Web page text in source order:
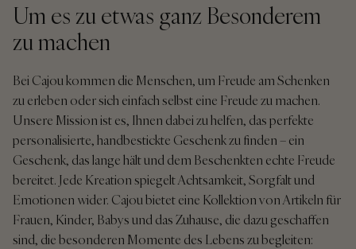
Um es zu etwas ganz Besonderem
zu machen
Bei Cajou kommen die Menschen, um Freude am Schenken
zu erleben oder sich einfach selbst eine Freude zu machen.
Unsere Mission ist es, Ihnen dabei zu helfen, das perfekte
personalisierte, handbestickte Geschenk zu finden – ein
Geschenk, das lange hält und dem Beschenkten echte Freude
bereitet. Jede Kreation spiegelt Achtsamkeit, Sorgfalt und
Emotionen wider. Cajou bietet eine Kollektion von Artikeln für
Frauen, Kinder, Babys und das Zuhause, die dazu geschaffen
sind, die besonderen Momente des Lebens zu begleiten: